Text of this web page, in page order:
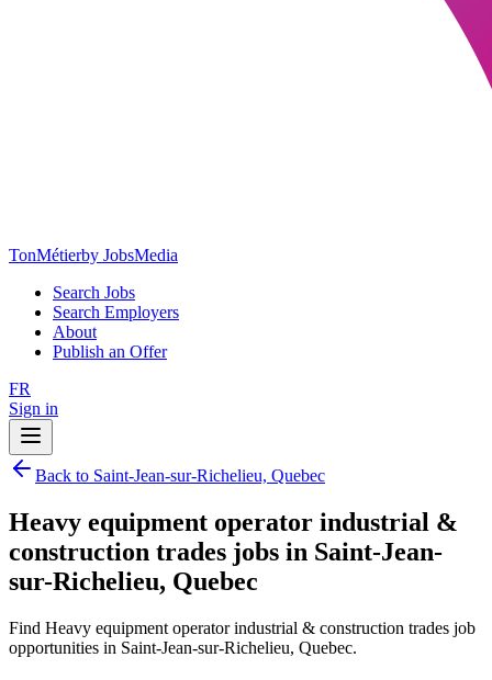
TonMétierby JobsMedia
Search Jobs
Search Employers
About
Publish an Offer
FR
Sign in
Back to Saint-Jean-sur-Richelieu, Quebec
Heavy equipment operator industrial &
construction trades jobs in Saint-Jean-
sur-Richelieu, Quebec
Find Heavy equipment operator industrial & construction trades job
opportunities in Saint-Jean-sur-Richelieu, Quebec.